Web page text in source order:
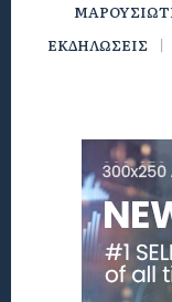
ΕΚΔΗΛΩΣΕΙΣ